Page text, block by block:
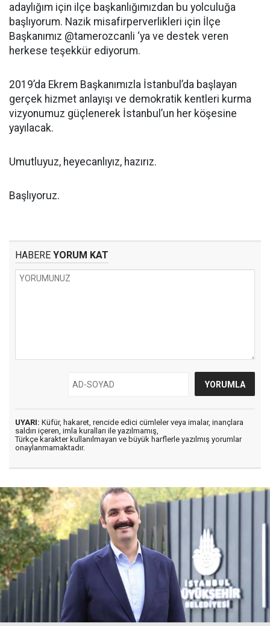
adaylığım için ilçe başkanlığımızdan bu yolculuğa
başlıyorum. Nazik misafirperverlikleri için İlçe
Başkanımız @tamerozcanli ‘ya ve destek veren
herkese teşekkür ediyorum.
2019’da Ekrem Başkanımızla İstanbul’da başlayan
gerçek hizmet anlayışı ve demokratik kentleri kurma
vizyonumuz güçlenerek İstanbul’un her köşesine
yayılacak.
Umutluyuz, heyecanlıyız, hazırız.
Başlıyoruz.
HABERE YORUM KAT
UYARI: Küfür, hakaret, rencide edici cümleler veya imalar, inançlara
saldırı içeren, imla kuralları ile yazılmamış,
Türkçe karakter kullanılmayan ve büyük harflerle yazılmış yorumlar
onaylanmamaktadır.